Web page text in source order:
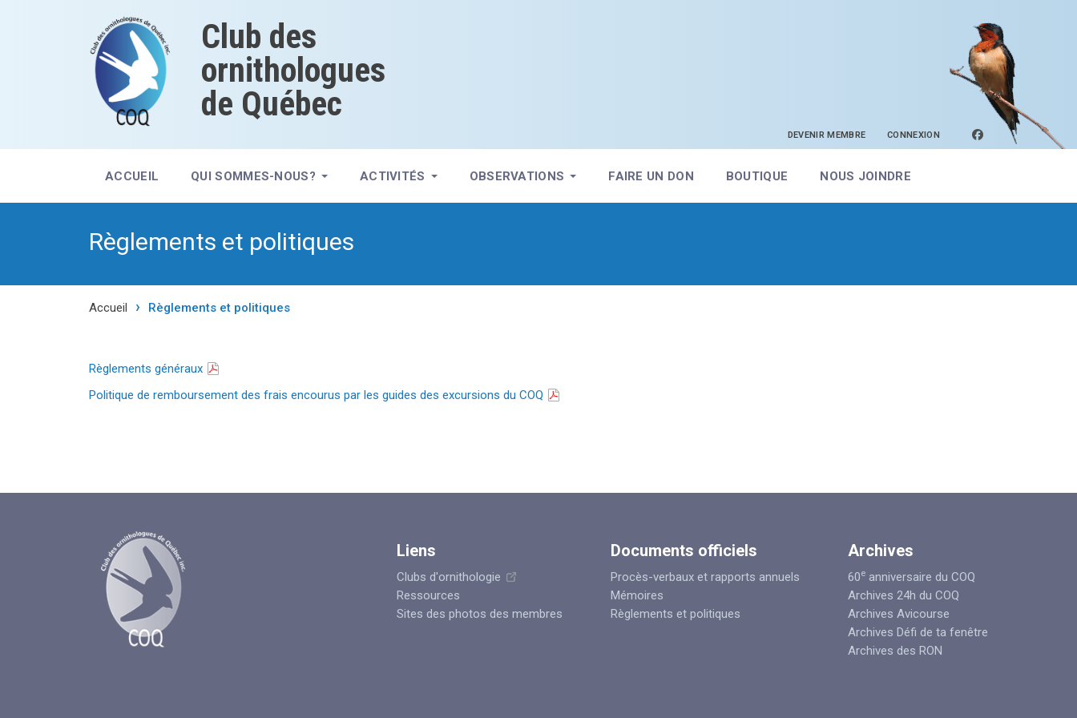
Club des
ornithologues
de Québec
DEVENIR MEMBRE CONNEXION facebook
ACCUEIL QUI SOMMES-NOUS? ACTIVITÉS OBSERVATIONS FAIRE UN DON BOUTIQUE NOUS JOINDRE
Règlements et politiques
Accueil Règlements et politiques
Règlements généraux
Politique de remboursement des frais encourus par les guides des excursions du COQ
Liens
Clubs d'ornithologie
Ressources
Sites des photos des membres
Documents officiels
Procès-verbaux et rapports annuels
Mémoires
Règlements et politiques
Archives
60e anniversaire du COQ
Archives 24h du COQ
Archives Avicourse
Archives Défi de ta fenêtre
Archives des RON